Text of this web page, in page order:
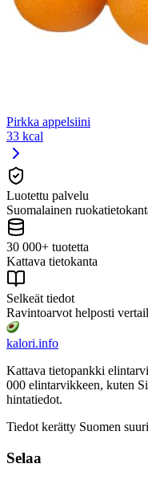
Pirkka appelsiini
33 kcal
Luotettu palvelu
Suomalainen
30 000+ tuotetta
Kattava tietokanta
Selkeät tiedot
Ravintoarvot helposti
kalori.info
Kattava tietopankki
000 elintarvikkeen, kuten
hintatiedot.
Tiedot kerätty Suomen
Selaa